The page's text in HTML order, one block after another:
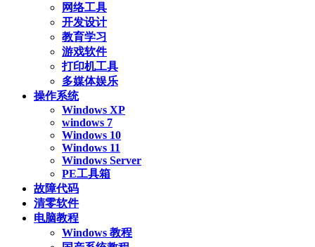
网络工具
开发设计
教育学习
游戏软件
打印机工具
多媒体娱乐
操作系统
Windows XP
windows 7
Windows 10
Windows 11
Windows Server
PE工具箱
故障代码
清零软件
电脑教程
Windows 教程